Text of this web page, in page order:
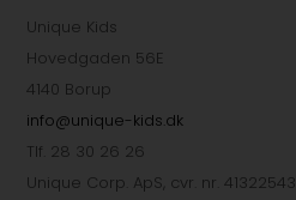
Unique Kids
Hovedgaden 56E
4140 Borup
info@unique-kids.dk
Tlf. 28 30 26 26
Unique Corp. ApS, cvr. nr. 41322543